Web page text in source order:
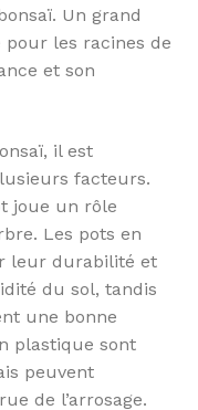
Un grand
pour les racines de
et son
il est
facteurs.
joue un rôle
Les pots en
leur durabilité et
du sol, tandis
une bonne
plastique sont
peuvent
de l’arrosage.